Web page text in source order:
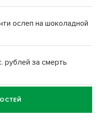
ослеп на шоколадной
рублей за смерть
за смерть